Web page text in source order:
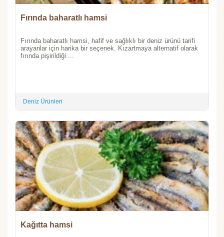
Fırında baharatlı hamsi
Fırında baharatlı hamsi, hafif ve sağlıklı bir deniz ürünü tarifi
arayanlar için harika bir seçenek. Kızartmaya alternatif olarak
fırında pişirildiği ...
Deniz Ürünleri
Kağıtta hamsi